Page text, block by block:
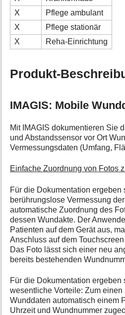
X
Pflege ambulant
X
Pflege stationär
X
Reha-Einrichtung
Produkt-
IMAGIS: Mobile
Mit IMAGIS dokumentieren Sie
und Abstandssensor vor Ort
Vermessungsdaten (Umfang,
Einfache Zuordnung von Fotos
Für die Dokumentation ergeben
berührungslose Vermessung
automatische Zuordnung des
dessen Wundakte. Der
Patienten auf dem Gerät aus,
Anschluss auf dem
Das Foto lässt sich einer neu
bereits bestehenden
Für die Dokumentation ergeben
wesentliche Vorteile: Zum
Wunddaten automatisch einem
Uhrzeit und Wundnummer